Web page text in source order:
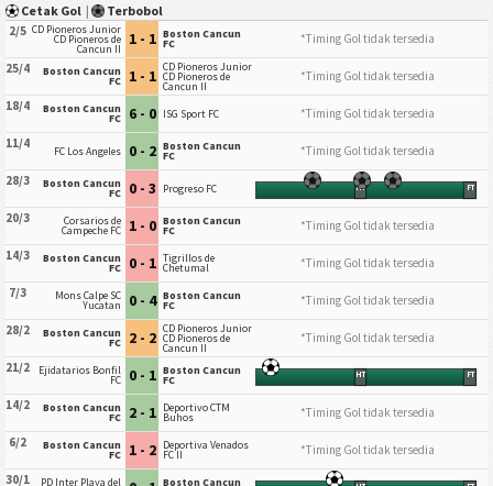
Cetak Gol | Terbobol
2/5 CD Pioneros Junior
CD Pioneros de
Cancun II 1 - 1 Boston Cancun
FC
*Timing Gol tidak tersedia
25/4
Boston Cancun
FC 1 - 1 CD Pioneros Junior
CD Pioneros de
Cancun II
*Timing Gol tidak tersedia
18/4
Boston Cancun
FC 6 - 0 ISG Sport FC
*Timing Gol tidak tersedia
11/4
FC Los Angeles 0 - 2 Boston Cancun
FC
*Timing Gol tidak tersedia
28/3
Boston Cancun
FC 0 - 3 Progreso FC HT FT
20/3 Corsarios de
Campeche FC 1 - 0 Boston Cancun
FC
*Timing Gol tidak tersedia
14/3
Boston Cancun
FC 0 - 1 Tigrillos de
Chetumal
*Timing Gol tidak tersedia
7/3
Mons Calpe SC
Yucatan 0 - 4 Boston Cancun
FC
*Timing Gol tidak tersedia
28/2
Boston Cancun
FC 2 - 2 CD Pioneros Junior
CD Pioneros de
Cancun II
*Timing Gol tidak tersedia
21/2
Ejidatarios Bonfil
FC 0 - 1 Boston Cancun
FC HT FT
14/2 Boston Cancun
FC 2 - 1 Deportivo CTM
Buhos
*Timing Gol tidak tersedia
6/2
Boston Cancun
FC 1 - 2 Deportiva Venados
FC II
*Timing Gol tidak tersedia
30/1
PD Inter Playa del Boston Cancun